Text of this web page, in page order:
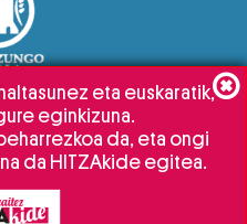
eta euskaratik,
eginkizuna.
da, eta ongi
da HITZAkide egitea.